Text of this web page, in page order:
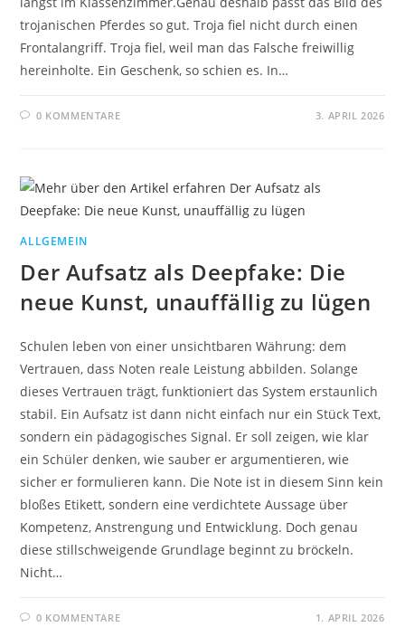
trojanischen Pferdes so gut. Troja fiel nicht durch einen
Frontalangriff. Troja fiel, weil man das Falsche freiwillig
hereinholte. Ein Geschenk, so schien es. In…
0 KOMMENTARE 3. APRIL 2026
ALLGEMEIN
Der Aufsatz als Deepfake: Die
neue Kunst, unauffällig zu lügen
Schulen leben von einer unsichtbaren Währung: dem
Vertrauen, dass Noten reale Leistung abbilden. Solange
dieses Vertrauen trägt, funktioniert das System erstaunlich
stabil. Ein Aufsatz ist dann nicht einfach nur ein Stück Text,
sondern ein pädagogisches Signal. Er soll zeigen, wie klar
ein Schüler denken, wie sauber er argumentieren, wie
sicher er formulieren kann. Die Note ist in diesem Sinn kein
bloßes Etikett, sondern eine verdichtete Aussage über
Kompetenz, Anstrengung und Entwicklung. Doch genau
diese stillschweigende Grundlage beginnt zu bröckeln.
Nicht…
0 KOMMENTARE 1. APRIL 2026